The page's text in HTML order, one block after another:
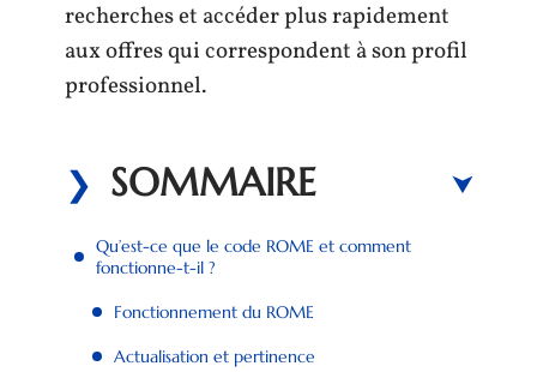
recherches et accéder plus rapidement
aux offres qui correspondent à son profil
professionnel.
SOMMAIRE
Qu’est-ce que le code ROME et comment
fonctionne-t-il ?
Fonctionnement du ROME
Actualisation et pertinence